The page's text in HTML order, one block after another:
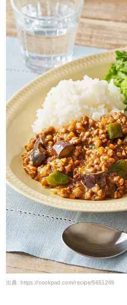
出典: https://cookpad.com/recipe/5651249